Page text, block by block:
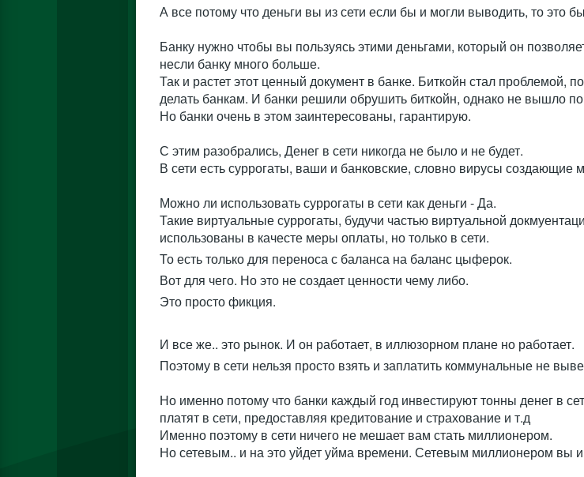
А все потому что деньги вы из сети если бы и могли выводить, то это
Банку нужно чтобы вы пользуясь этими деньгами, который он
несли банку много больше.
Так и растет этот ценный документ в банке. Биткойн стал проблемой,
делать банкам. И банки решили обрушить биткойн, однако не вышло
Но банки очень в этом заинтересованы, гарантирую.
С этим разобрались, Денег в сети никогда не было и не будет.
В сети есть суррогаты, ваши и банковские, словно вирусы создающие
Можно ли использовать суррогаты в сети как деньги - Да.
Такие виртуальные суррогаты, будучи частью виртуальной
использованы в качесте меры оплаты, но только в сети.
То есть только для переноса с баланса на баланс цыферок.
Вот для чего. Но это не создает ценности чему либо.
Это просто фикция.
И все же.. это рынок. И он работает, в иллюзорном плане но работает.
Поэтому в сети нельзя просто взять и заплатить коммунальные не
Но именно потому что банки каждый год инвестируют тонны денег в
платят в сети, предоставляя кредитование и страхование и т.д
Именно поэтому в сети ничего не мешает вам стать миллионером.
Но сетевым.. и на это уйдет уйма времени. Сетевым миллионером вы и